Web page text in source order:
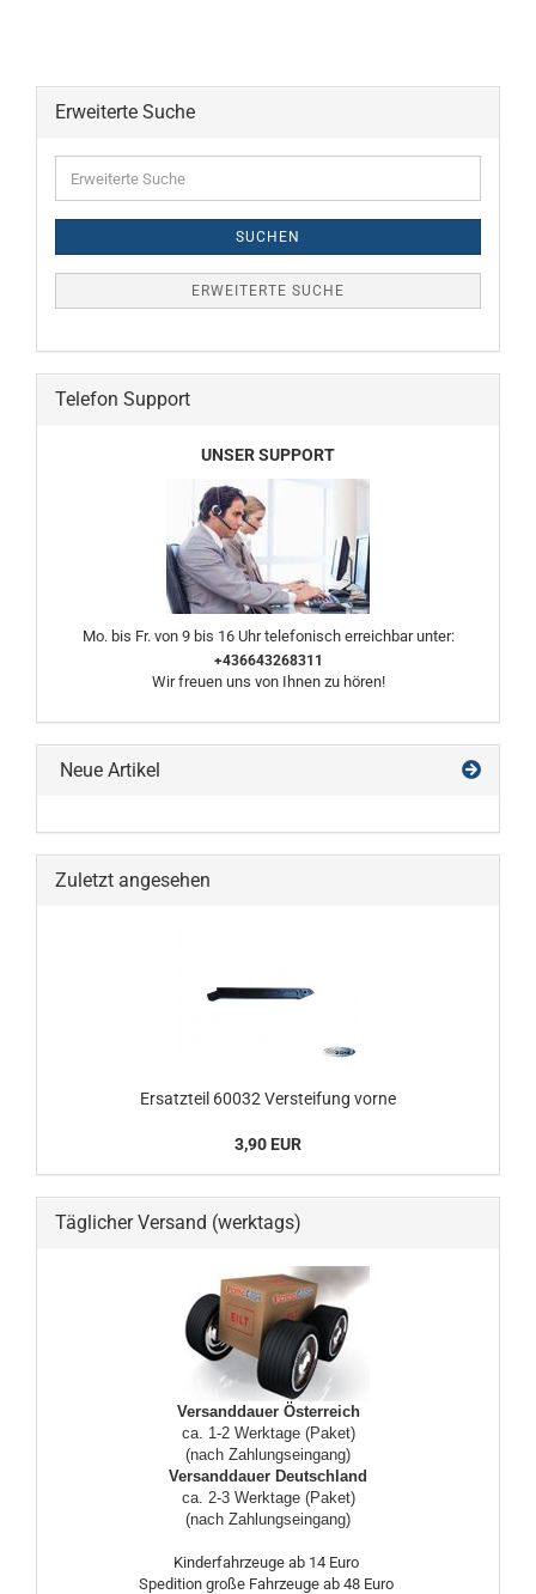
Erweiterte Suche
Suche
SUCHEN
ERWEITERTE SUCHE
Telefon Support
UNSER SUPPORT
Mo. bis Fr. von 9 bis 16 Uhr telefonisch erreichbar unter:
+436643268311
Wir freuen uns von Ihnen zu hören!
Neue Artikel
Zuletzt angesehen
Ersatzteil 60032 Versteifung vorne
3,90 EUR
Täglicher Versand (werktags)
Versanddauer Österreich
ca. 1-2 Werktage (Paket)
(nach Zahlungseingang)
Versanddauer Deutschland
ca. 2-3 Werktage (Paket)
(nach Zahlungseingang)
Kinderfahrzeuge ab 14 Euro
Spedition große Fahrzeuge ab 48 Euro